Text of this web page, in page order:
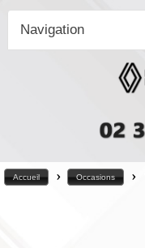
Navigation
Accueil > Occasions >